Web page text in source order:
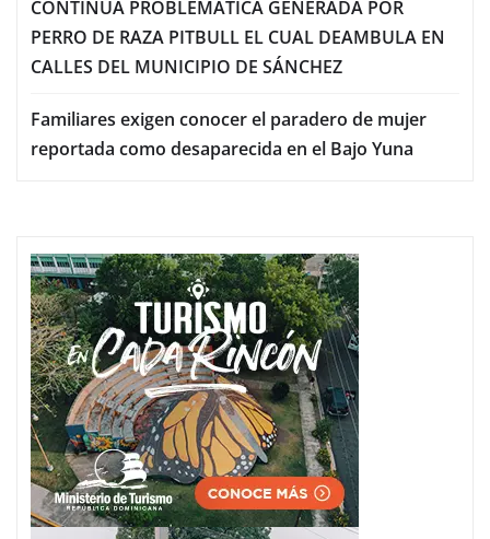
CONTINÚA PROBLEMÁTICA GENERADA POR
PERRO DE RAZA PITBULL EL CUAL DEAMBULA EN
CALLES DEL MUNICIPIO DE SÁNCHEZ
Familiares exigen conocer el paradero de mujer
reportada como desaparecida en el Bajo Yuna